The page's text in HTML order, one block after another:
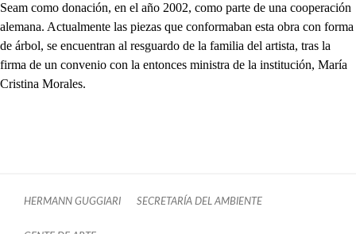
Seam como donación, en el año 2002, como parte de una cooperación
alemana. Actualmente las piezas que conformaban esta obra con forma
de árbol, se encuentran al resguardo de la familia del artista, tras la
firma de un convenio con la entonces ministra de la institución, María
Cristina Morales.
HERMANN GUGGIARI SECRETARÍA DEL AMBIENTE